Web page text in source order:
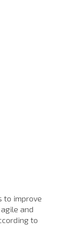
to improve
and
to